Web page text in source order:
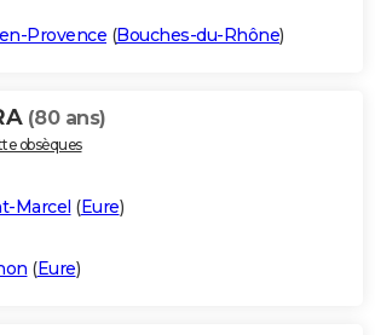
Provence (Bouches-du-Rhône)
(80 ans)
obsèques
Marcel (Eure)
(Eure)